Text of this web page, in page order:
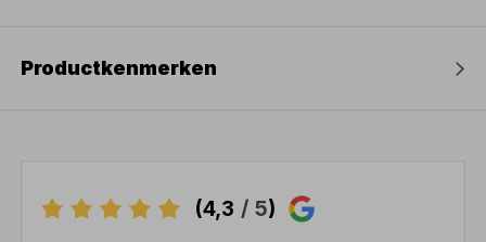
Productkenmerken
(4,3 / 5)